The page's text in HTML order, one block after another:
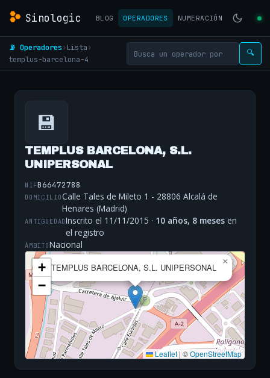
Sinologic BLOG OPERADORES NUMERACIÓN
📡 Operadores› Lista›
templus-barcelona-4
🔍
💾
TEMPLUS BARCELONA, S.L.
UNIPERSONAL
NIFB66472788
DOMICILIOCalle Tales de Mileto 1 - 28806 Alcalá de
Henares (Madrid)
ANTIGÜEDADInscrito el 11/11/2015 · 10 años, 8 meses en
el registro
ÁMBITONacional
TEMPLUS BARCELONA, S.L. UNIPERSONAL
×
+
−
Leaflet | ©OpenStreetMap